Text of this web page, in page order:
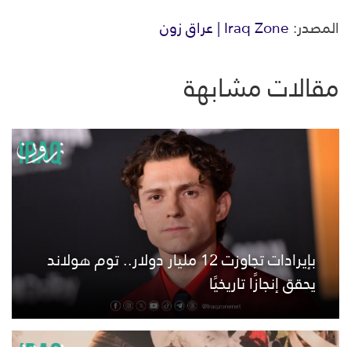
المصدر:Iraq Zone | عراق زون
مقالات مشابهة
بإيرادات تجاوزت 12 مليار دولار.. توم هولاند
يحقق إنجازًا تاريخيًا